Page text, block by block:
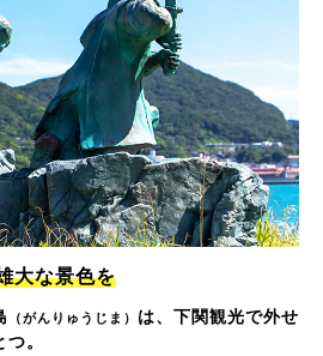
大な景色を
（がんりゅうじま） は、下関観光で外せ
。